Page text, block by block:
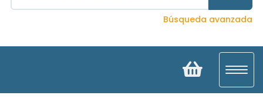
Búsqueda avanzada